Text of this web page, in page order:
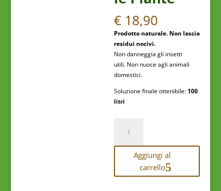
€ 18,90
Prodotto naturale. Non lascia
residui nocivi.
Non danneggia gli insetti
utili. Non nuoce agli animali
domestici.
Soluzione finale ottenibile: 100
litri
per
di
Aggiungi al
carrello